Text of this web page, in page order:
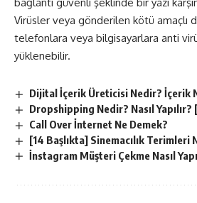
Virüsler veya gönderilen kötü amaçlı
telefonlara veya bilgisayarlara anti
yüklenebilir.
Dijital İçerik Üreticisi Nedir? İçerik
Dropshipping Nedir? Nasıl Yapılır?
Call Over İnternet Ne Demek?
[14 Başlıkta] Sinemacılık Terimleri
İnstagram Müşteri Çekme Nasıl